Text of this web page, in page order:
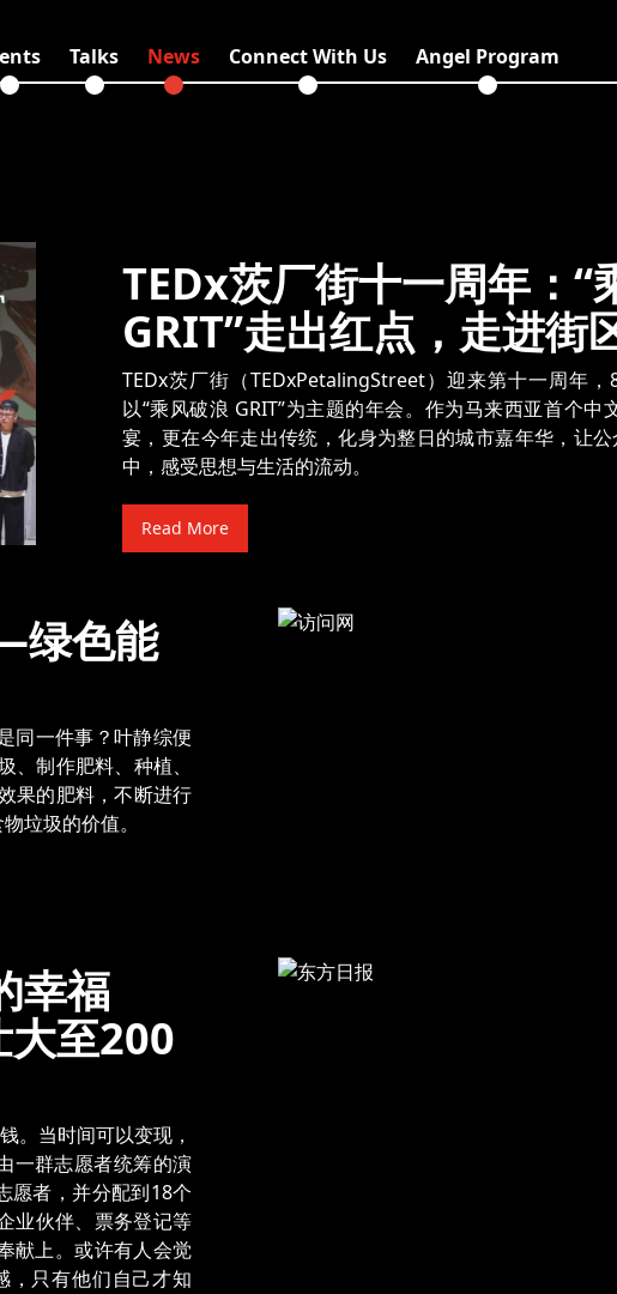
Talks News Connect With Us Angel Program
TEDx茨厂街十一周年：“
GRIT”走出红点，走进街
TEDx茨厂街（TEDxPetalingStreet）迎来第十一周年
以“乘风破浪 GRIT”为主题的年会。作为马来西亚首个中
宴，更在今年走出传统，化身为整日的城市嘉年华，让
中，感受思想与生活的流动。
Read More
绿色能
同一件事？叶静综便
制作肥料、种植、
果的肥料，不断进行
垃圾的价值。
幸福
大至200
。当时间可以变现，
一群志愿者统筹的演
愿者，并分配到18个
业伙伴、票务登记等
献上。或许有人会觉
，只有他们自己才知